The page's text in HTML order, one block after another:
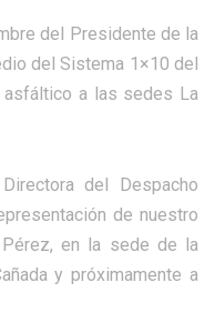
del Presidente de la
del Sistema 1×10 del
asfáltico a las sedes La
del Despacho
de nuestro
Pérez, en la sede de la
y próximamente a